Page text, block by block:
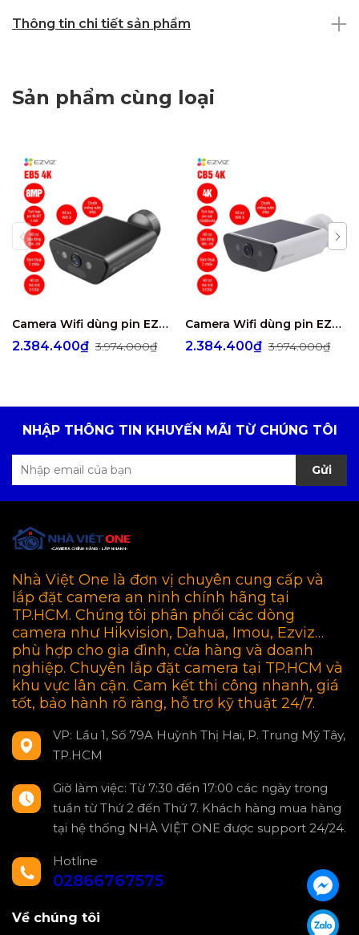
Thông tin chi tiết sản phẩm
Sản phẩm cùng loại
Camera Wifi dùng pin EZVIZ EB5 4K 8MP
2.384.400₫ 3.974.000₫
Camera Wifi dùng pin EZVIZ CB5 4K
2.384.400₫ 3.974.000₫
NHẬP THÔNG TIN KHUYẾN MÃI TỪ CHÚNG TÔI
Gửi
Nhà Việt One là đơn vị chuyên cung cấp và
lắp đặt camera an ninh chính hãng tại
TP.HCM. Chúng tôi phân phối các dòng
camera như Hikvision, Dahua, Imou, Ezviz…
phù hợp cho gia đình, cửa hàng và doanh
nghiệp. Chuyên lắp đặt camera tại TP.HCM và
khu vực lân cận. Cam kết thi công nhanh, giá
tốt, bảo hành rõ ràng, hỗ trợ kỹ thuật 24/7.
VP: Lầu 1, Số 79A Huỳnh Thị Hai, P. Trung Mỹ Tây,
TP.HCM
Giờ làm việc: Từ 7:30 đến 17:00 các ngày trong
tuần từ Thứ 2 đến Thứ 7. Khách hàng mua hàng
tại hệ thống NHÀ VIỆT ONE được support 24/24.
Hotline
02866767575
Về chúng tôi